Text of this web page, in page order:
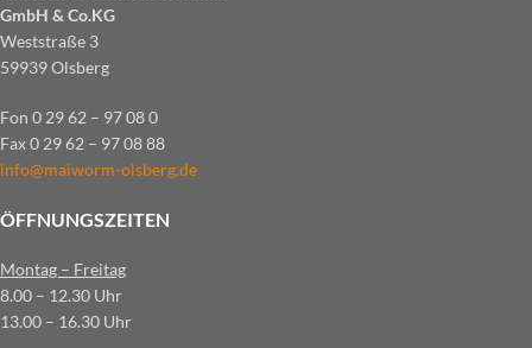
GmbH & Co.KG
Weststraße 3
59939 Olsberg
Fon 0 29 62 – 97 08 0
Fax 0 29 62 – 97 08 88
info@maiworm-olsberg.de
ÖFFNUNGSZEITEN
Montag – Freitag
8.00 – 12.30 Uhr
13.00 – 16.30 Uhr